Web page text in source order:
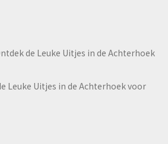
de Leuke Uitjes in de Achterhoek
Leuke Uitjes in de Achterhoek voor